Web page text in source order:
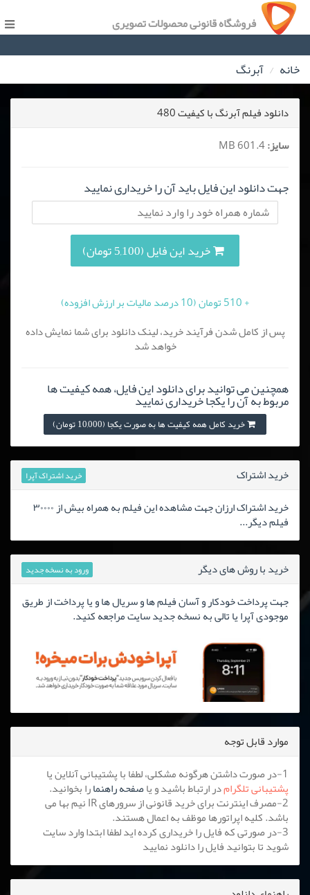
فروشگاه قانونی محصولات تصویری
خانه آبرنگ
دانلود فیلم آبرنگ با کیفیت 480
سایز:
جهت دانلود این فایل باید آن را خریداری نمایید
خرید این فایل (5,100 تومان)
+ 510 تومان (10 درصد مالیات بر ارزش افزوده)
پس از کامل شدن فرآیند خرید، لینک دانلود برای شما نمایش داده
خواهد شد
همچنین می توانید برای دانلود این فایل، همه کیفیت ها
مربوط به آن را یکجا خریداری نمایید
خرید کامل همه کیفیت ها به صورت یکجا (10,000 تومان)
خرید اشتراک خرید اشتراک آپرا
خرید اشتراک ارزان جهت مشاهده این فیلم به همراه بیش از ۳۰۰۰۰
فیلم دیگر...
خرید با روش های دیگر ورود به نسخه جدید
جهت پرداخت خودکار و آسان فیلم ها و سریال ها و یا پرداخت از طریق
موجودی آپرا یا تالی به نسخه جدید سایت مراجعه کنید.
موارد قابل توجه
1-در صورت داشتن هرگونه مشکلی، لطفا با پشتیبانی آنلاین یا
پشتیبانی تلگرامدر ارتباط باشید و یاصفحه راهنمارا بخوانید.
2-مصرف اینترنت برای خرید قانونی از سرورهای IR نیم بها می
باشد. کلیه اپراتورها موظف به اعمال هستند.
3-در صورتی که فایل را خریداری کرده اید لطفا ابتدا وارد سایت
شوید تا بتوانید فایل را دانلود نمایید